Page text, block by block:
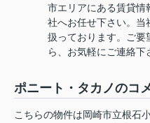
市エリアにある賃貸情
社へお任せ下さい。当
扱っております。ご要
ら、お気軽にご連絡下
ポニート・タカノのコ
こちらの物件は岡崎市立根石